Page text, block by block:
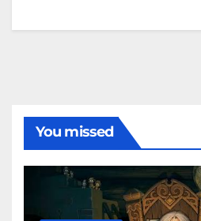
You missed